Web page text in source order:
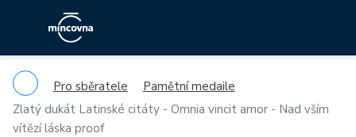
Pro sběratele
Pamětní medaile
Zlatý dukát Latinské citáty - Omnia vincit amor - Nad vším
vítězí láska proof